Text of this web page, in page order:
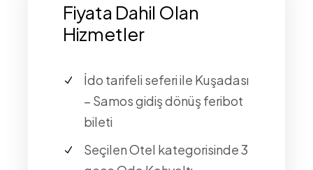
Fiyata Dahil Olan
Hizmetler
İdo tarifeli seferi ile Kuşadası
– Samos gidiş dönüş feribot
bileti
Seçilen Otel kategorisinde 3